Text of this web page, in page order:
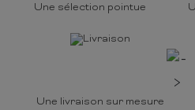
Une sélection pointue
Une livraison sur mesure